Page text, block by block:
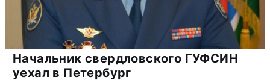
Начальник свердловского ГУФСИН
уехал в Петербург